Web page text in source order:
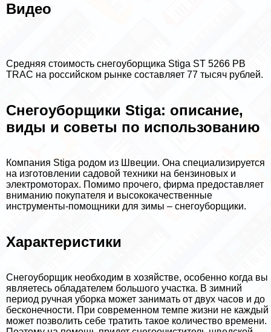
Видео
Средняя стоимость снегоуборщика Stiga ST 5266 PB
TRAC на российском рынке составляет 77 тысяч рублей.
Снегоуборщики Stiga: описание,
виды и советы по использованию
Компания Stiga родом из Швеции. Она специализируется
на изготовлении садовой техники на бензиновых и
электромоторах. Помимо прочего, фирма предоставляет
вниманию покупателя и высококачественные
инструменты-помощники для зимы – снегоуборщики.
Хаpaктеристики
Снегоуборщик необходим в хозяйстве, особенно когда вы
являетесь обладателем большого участка. В зимний
период ручная уборка может занимать от двух часов и до
бесконечности. При современном темпе жизни не каждый
может позволить себе тратить такое количество времени.